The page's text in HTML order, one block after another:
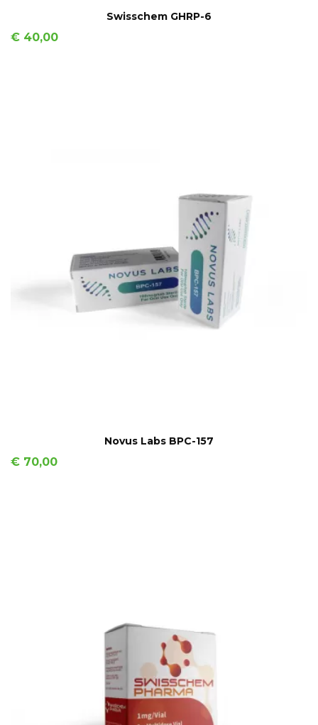
IN WINKELMAND
Swisschem GHRP-6
Prijs
€ 40,00
IN WINKELMAND
Novus Labs BPC-157
Prijs
€ 70,00